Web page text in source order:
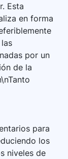
Esta
en forma
por un
de la
para
los
niveles de